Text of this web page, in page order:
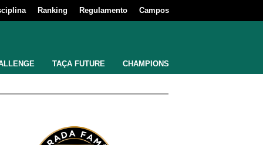
Ranking Regulamento Campos
TAÇA FUTURE CHAMPIONS